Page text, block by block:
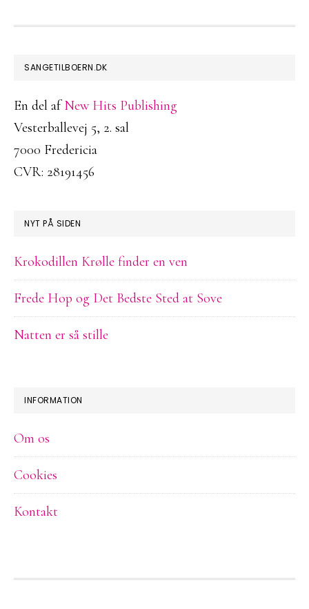
FOOTER
SANGETILBOERN.DK
En del afNew Hits Publishing
Vesterballevej 5, 2. sal
7000 Fredericia
CVR: 28191456
NYT PÅ SIDEN
Krokodillen Krølle finder en ven
Frede Hop og Det Bedste Sted at Sove
Natten er så stille
INFORMATION
Om os
Cookies
Kontakt